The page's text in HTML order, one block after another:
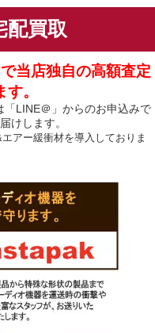
配買取
当店独自の高額査定
。
「LINE＠」からのお申込みで
けします。
アー緩衝材を導入しておりま